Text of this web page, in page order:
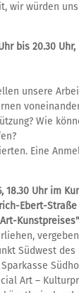
wir würden
bis 20.30
unsere
Wie
Eine
18.30 Uhr im
Ebert-Straße
Kunstpreises"
Südwest des
Art –